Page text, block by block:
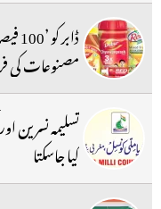
مصنوعات کی
تسلیمہ نسرین
کیا جاسکتا